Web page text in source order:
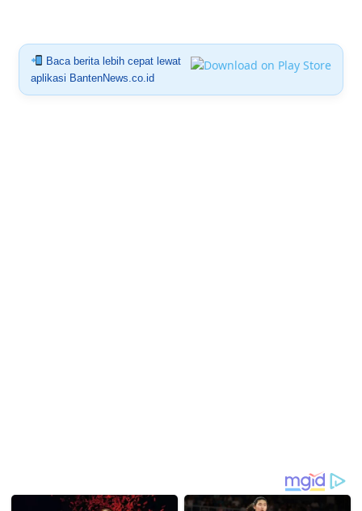
Baca berita lebih cepat lewat
aplikasi BantenNews.co.id